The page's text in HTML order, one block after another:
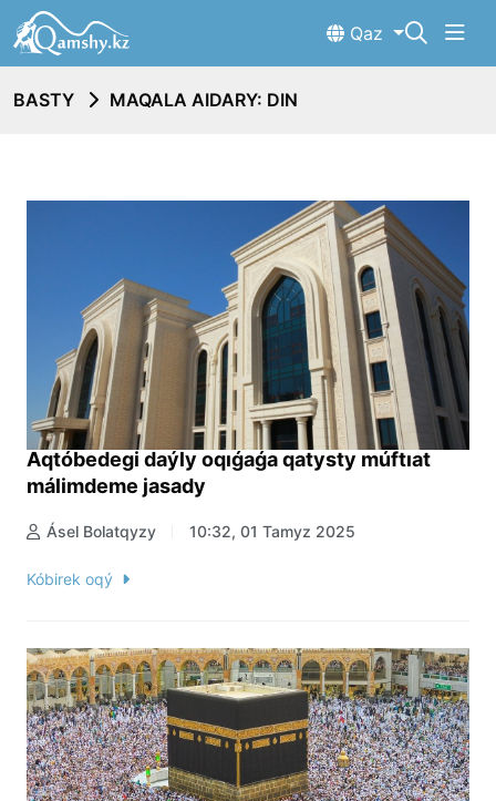
Qaz
BASTY MAQALA AIDARY: DIN
Aqtóbedegi daýly oqıǵaǵa qatysty múftıat
málimdeme jasady
Ásel Bolatqyzy 10:32, 01 Tamyz 2025
Kóbirek oqý